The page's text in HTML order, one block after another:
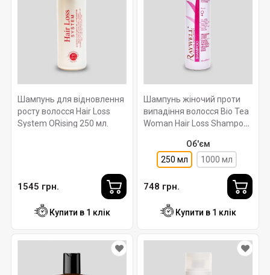
Шампунь для відновлення
росту волосся Hair Loss
System ORising 250 мл.
1545 грн.
Купити в 1 клік
Шампунь жіночий проти
випадіння волосся Bio Tea
Woman Hair Loss Shampoo
Об'єм
250 мл
1000 мл
748 грн.
Купити в 1 клік